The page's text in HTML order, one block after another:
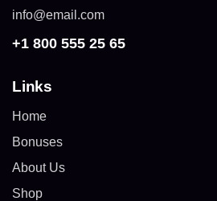
info@email.com
+1 800 555 25 65
Links
Home
Bonuses
About Us
Shop